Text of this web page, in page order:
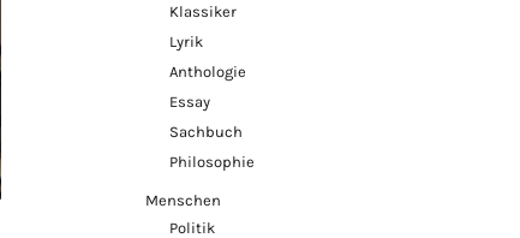
Klassiker
Lyrik
Anthologie
Essay
Sachbuch
Philosophie
Menschen
Politik